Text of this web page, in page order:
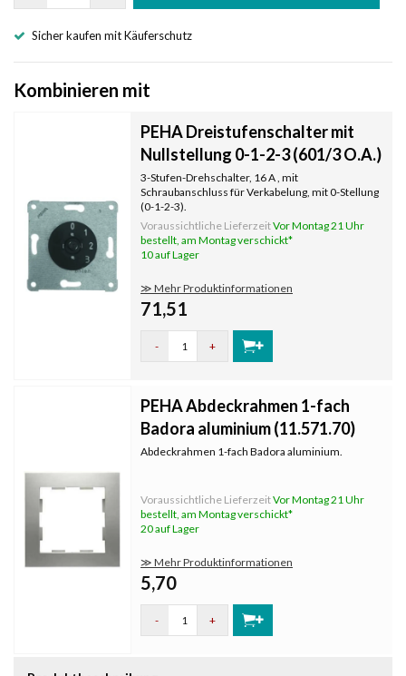
Sicher kaufen mit Käuferschutz
Kombinieren mit
PEHA Dreistufenschalter mit
Nullstellung 0-1-2-3 (601/3 O.A.)
3-Stufen-Drehschalter, 16 A , mit
Schraubanschluss für Verkabelung, mit 0-Stellung
(0-1-2-3).
Voraussichtliche LieferzeitVor Montag 21 Uhr
bestellt, am Montag verschickt*
10 auf Lager
≫ Mehr Produktinformationen
71,51
- +
PEHA Abdeckrahmen 1-fach
Badora aluminium (11.571.70)
Abdeckrahmen 1-fach Badora aluminium.
Voraussichtliche LieferzeitVor Montag 21 Uhr
bestellt, am Montag verschickt*
20 auf Lager
≫ Mehr Produktinformationen
5,70
- +